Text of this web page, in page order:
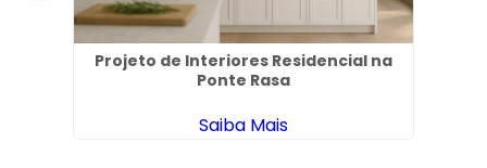
Projeto de Interiores Residencial na
Ponte Rasa
Saiba Mais